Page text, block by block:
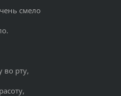
смело
рту,